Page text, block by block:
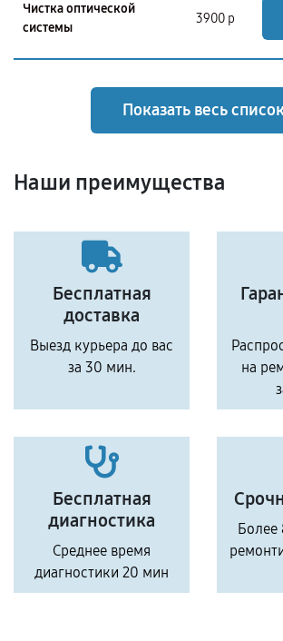
Чистка оптической
системы
3900 р
Показать весь
Наши преимущества
Бесплатная
доставка
Выезд курьера до вас
за 30 мин.
на
Бесплатная
диагностика
Среднее время
диагностики 20 мин
Более